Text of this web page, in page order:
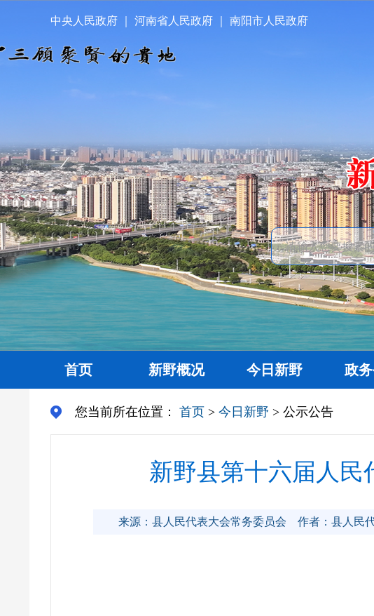
中央人民政府 河南省人民政府 南阳市人民政府
首页 新野概况 今日新野 政
您当前所在位置： 首页 > 今日新野 > 公示公告
新野县第十六届人民
来源：县人民代表大会常务委员会 作者：县人民